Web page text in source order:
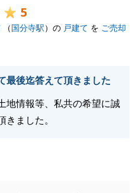
いましたらお気軽にご相
じる
5
（国分寺駅）の 戸建て を ご売却
最後迄答えて頂きました
地情報等、私共の希望に誠
きました。